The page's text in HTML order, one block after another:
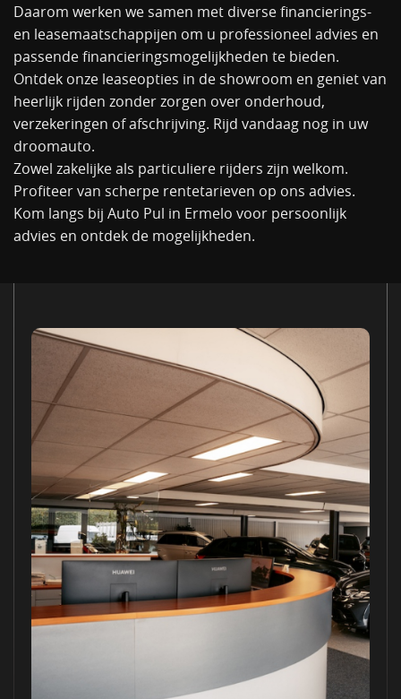
Daarom werken we samen met diverse financierings-
en leasemaatschappijen om u professioneel advies en
passende financieringsmogelijkheden te bieden.
Ontdek onze leaseopties in de showroom en geniet van
heerlijk rijden zonder zorgen over onderhoud,
verzekeringen of afschrijving. Rijd vandaag nog in uw
droomauto.
Zowel zakelijke als particuliere rijders zijn welkom.
Profiteer van scherpe rentetarieven op ons advies.
Kom langs bij Auto Pul in Ermelo voor persoonlijk
advies en ontdek de mogelijkheden.